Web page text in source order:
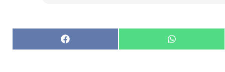
Share
on
Share
on